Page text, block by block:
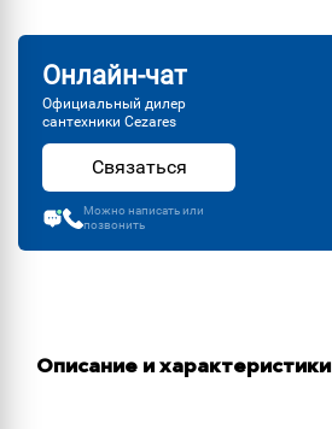
Онлайн-чат
Официальный дилер
сантехники Cezares
Связаться
Можно написать или
позвонить
Описание и характеристики